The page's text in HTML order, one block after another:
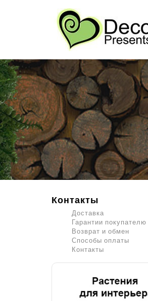
Контакты
Доставка
Гарантии покупателю
Возврат и обмен
Способы оплаты
Контакты